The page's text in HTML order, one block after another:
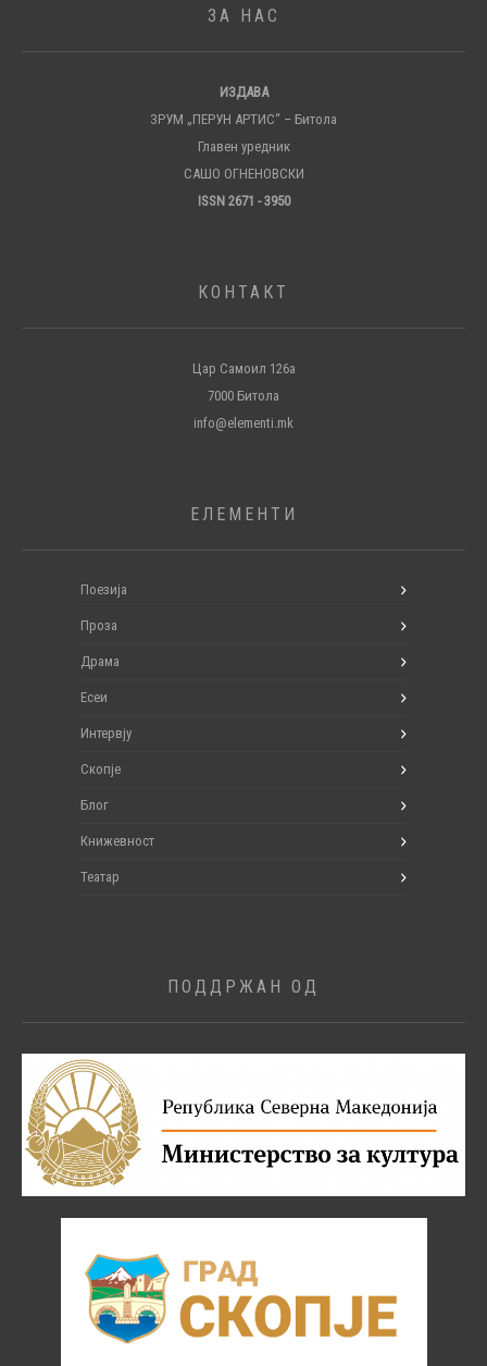
ЗА НАС
ИЗДАВА
ЗРУМ „ПЕРУН АРТИС“ – Битола
Главен уредник
САШО ОГНЕНОВСКИ
ISSN 2671 - 3950
КОНТАКТ
Цар Самоил 126а
7000 Битола
info@elementi.mk
ЕЛЕМЕНТИ
Поезија
Проза
Драма
Есеи
Интервју
Скопје
Блог
Книжевност
Театар
ПОДДРЖАН ОД